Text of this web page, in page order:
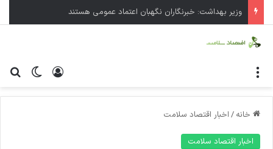
وزیر بهداشت: خبرنگاران نگهبان اعتماد عمومی هستند
تغییر ورود
خانه / اخبار اقتصاد سلامت
اخبار اقتصاد سلامت